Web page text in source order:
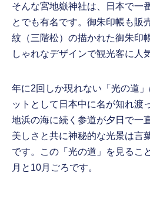
そんな宮地嶽神社は、日本で一
とでも有名です。御朱印帳も販
紋（三階松）の描かれた御朱印
しゃれなデザインで観光客に人
年に2回しか現れない「光の道
ットとして日本中に名が知れ渡
地浜の海に続く参道が夕日で一
美しさと共に神秘的な光景は言
です。この「光の道」を見るこ
月と10月ごろです。